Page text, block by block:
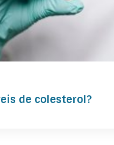
de colesterol?